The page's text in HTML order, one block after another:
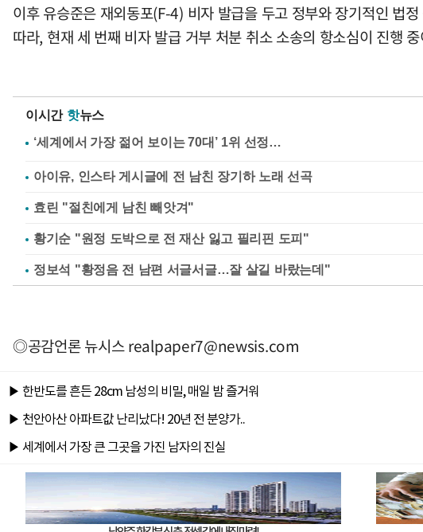
이후 유승준은 재외동포(F-4) 비자 발급을 두고 정부와 장기적인 법
따라, 현재 세 번째 비자 발급 거부 처분 취소 소송의 항소심이 진행
이시간 핫뉴스
아이유, 인스타 게시글에 전 남친 장기하 노래 선곡
효린 "절친에게 남친 빼앗겨"
황기순 "원정 도박으로 전 재산 잃고 필리핀 도피"
정보석 "황정음 전 남편 서글서글…잘 살길 바랐는데"
◎공감언론 뉴시스realpaper7@newsis.com